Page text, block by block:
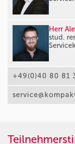
Herr
stud.
+49(0)40 80 81